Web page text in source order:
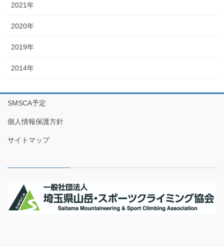
2021年
2020年
2019年
2014年
SMSCA予定
個人情報保護方針
サイトマップ